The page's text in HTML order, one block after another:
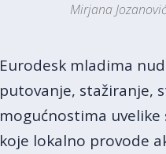
Mirjana
Eurodesk mladima
putovanje, stažiranje,
mogućnostima
koje lokalno provode